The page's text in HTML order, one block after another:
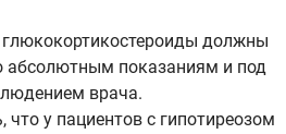
глюкокортикостероиды должны
абсолютным показаниям и под
врача.
у пациентов с гипотиреозом